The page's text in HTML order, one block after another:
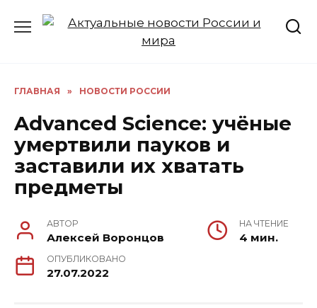
ГЛАВНАЯ » НОВОСТИ РОССИИ
Advanced Science: учёные
умертвили пауков и
заставили их хватать
предметы
АВТОР
Алексей Воронцов
НА ЧТЕНИЕ
4 мин.
ОПУБЛИКОВАНО
27.07.2022